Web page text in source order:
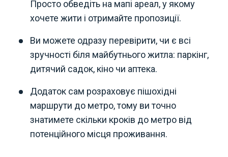
Просто обведіть на мапі ареал, у якому
хочете жити і отримайте пропозиції.
Ви можете одразу перевірити, чи є всі
зручності біля майбутнього житла: паркінг,
дитячий садок, кіно чи аптека.
Додаток сам розраховує пішохідні
маршрути до метро, тому ви точно
знатимете скільки кроків до метро від
потенційного місця проживання.